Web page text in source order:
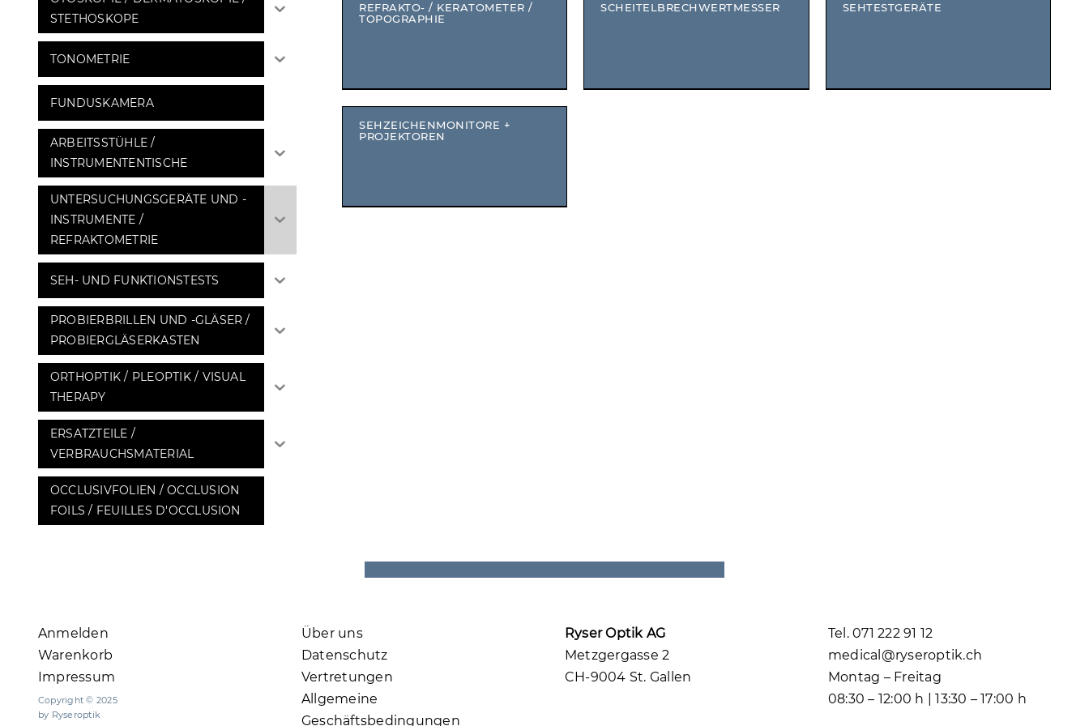
REFRAKTO- / KERATOMETER /
TOPOGRAPHIE
SCHEITELBRECHWERTMESSER SEHTESTGERÄTE
SEHZEICHENMONITORE +
PROJEKTOREN
STETHOSKOPE
TONOMETRIE
FUNDUSKAMERA
ARBEITSSTÜHLE /
INSTRUMENTENTISCHE
UNTERSUCHUNGSGERÄTE UND -
INSTRUMENTE /
REFRAKTOMETRIE
SEH- UND FUNKTIONSTESTS
PROBIERBRILLEN UND -GLÄSER /
PROBIERGLÄSERKASTEN
ORTHOPTIK / PLEOPTIK / VISUAL
THERAPY
ERSATZTEILE /
VERBRAUCHSMATERIAL
OCCLUSIVFOLIEN / OCCLUSION
FOILS / FEUILLES D'OCCLUSION
Anmelden
Warenkorb
Impressum
Copyright © 2025
by Ryseroptik
Über uns
Datenschutz
Vertretungen
Allgemeine
Geschäftsbedingungen
Ryser Optik AG
Metzgergasse 2
CH-9004 St. Gallen
Tel. 071 222 91 12
medical@ryseroptik.ch
Montag – Freitag
08:30 – 12:00 h | 13:30 – 17:00 h